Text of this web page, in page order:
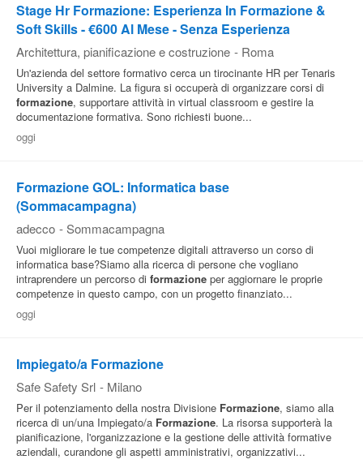
Stage Hr Formazione: Esperienza In Formazione &
Soft Skills - €600 Al Mese - Senza Esperienza
Architettura, pianificazione e costruzione - Roma
Un'azienda del settore formativo cerca un tirocinante HR per Tenaris
University a Dalmine. La figura si occuperà di organizzare corsi di
formazione, supportare attività in virtual classroom e gestire la
documentazione formativa. Sono richiesti buone...
oggi
Formazione GOL: Informatica base
(Sommacampagna)
adecco - Sommacampagna
Vuoi migliorare le tue competenze digitali attraverso un corso di
informatica base?Siamo alla ricerca di persone che vogliano
intraprendere un percorso di formazione per aggiornare le proprie
competenze in questo campo, con un progetto finanziato...
oggi
Impiegato/a Formazione
Safe Safety Srl - Milano
Per il potenziamento della nostra Divisione Formazione, siamo alla
ricerca di un/una Impiegato/a Formazione. La risorsa supporterà la
pianificazione, l'organizzazione e la gestione delle attività formative
aziendali, curandone gli aspetti amministrativi, organizzativi...